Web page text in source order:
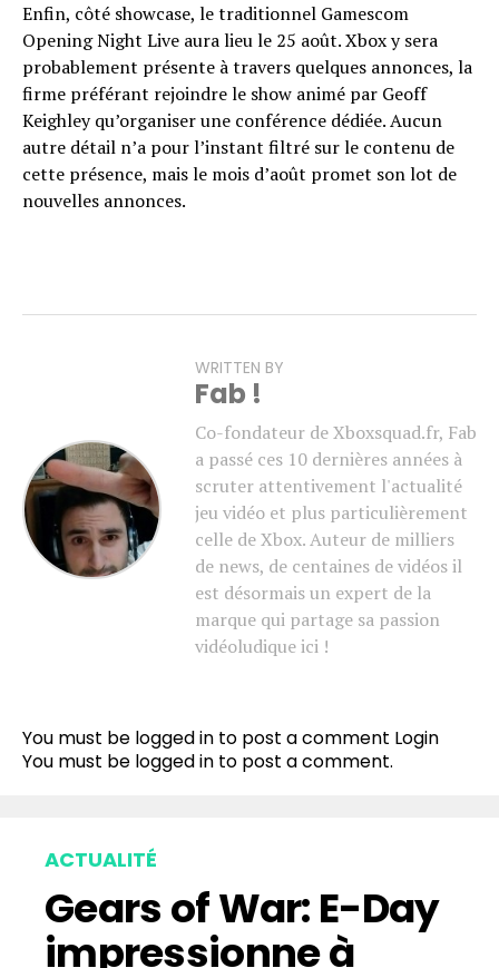
Enfin, côté showcase, le traditionnel Gamescom
Opening Night Live aura lieu le 25 août. Xbox y sera
probablement présente à travers quelques annonces, la
firme préférant rejoindre le show animé par Geoff
Keighley qu’organiser une conférence dédiée. Aucun
autre détail n’a pour l’instant filtré sur le contenu de
cette présence, mais le mois d’août promet son lot de
nouvelles annonces.
WRITTEN BY
Fab !
Co-fondateur de Xboxsquad.fr, Fab
a passé ces 10 dernières années à
scruter attentivement l'actualité
jeu vidéo et plus particulièrement
celle de Xbox. Auteur de milliers
de news, de centaines de vidéos il
est désormais un expert de la
marque qui partage sa passion
vidéoludique ici !
You must be logged in to post a comment Login
You must be logged in to post a comment.
ACTUALITÉ
Gears of War: E-Day
impressionne à